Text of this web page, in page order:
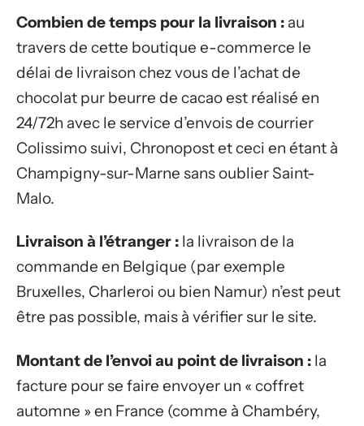
Combien de temps pour la livraison : au
travers de cette boutique e-commerce le
délai de livraison chez vous de l’achat de
chocolat pur beurre de cacao est réalisé en
24/72h avec le service d’envois de courrier
Colissimo suivi, Chronopost et ceci en étant à
Champigny-sur-Marne sans oublier Saint-
Malo.
Livraison à l’étranger : la livraison de la
commande en Belgique (par exemple
Bruxelles, Charleroi ou bien Namur) n’est peut
être pas possible, mais à vérifier sur le site.
Montant de l’envoi au point de livraison : la
facture pour se faire envoyer un « coffret
automne » en France (comme à Chambéry,